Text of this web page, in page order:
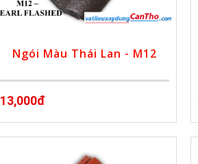
Ngói Màu Thái Lan - M12
13,000đ